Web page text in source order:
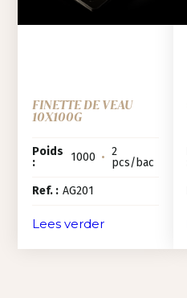
FINETTE DE VEAU
10X100G
Poids
:
1000 • 2
pcs/bac
Ref. : AG201
Lees verder